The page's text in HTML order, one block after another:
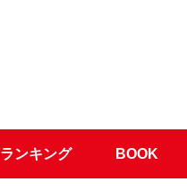
ランキング BOOK